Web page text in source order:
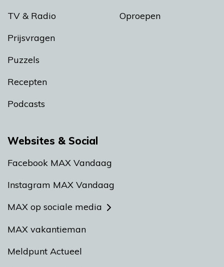
TV & Radio
Prijsvragen
Puzzels
Recepten
Podcasts
Oproepen
Websites & Social
Facebook MAX Vandaag
Instagram MAX Vandaag
MAX op sociale media
MAX vakantieman
Meldpunt Actueel